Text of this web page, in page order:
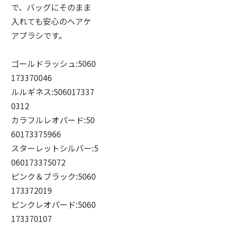
で、バッグにそのまま
入れても安心のへアケ
アブラシです。
ゴールドラッシュ:5060
173370046
ルルギネス:506017337
0312
カラフルレオパード:50
60173375966
スターレットシルバー:5
060173375072
ピンク＆ブラック:5060
173372019
ピンクレオパード:5060
173370107